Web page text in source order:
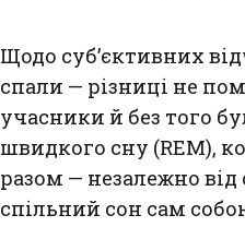
Щодо суб’єктивних
спали — різниці не
учасники й без того
швидкого сну (REM),
разом — незалежно
спільний сон сам